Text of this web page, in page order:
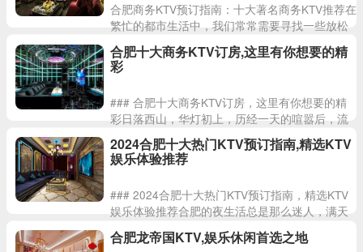
合肥商务KTV预订指南：十大著名商务KTV推荐在
繁忙的都市生活中，我们常常需要寻找一些放松
身心的场所。尤其是在炎热的夏季，想要找到一
个既凉爽又有趣的
合肥十大商务KTV订房,这里有你想要的精
彩
### 合肥十大商务KTV订房，这里有你想要的精
彩日落西山，华灯初上，历经一天的喧嚣后，流
光溢彩的合肥正在以一种另外的姿态展现在人们
的眼前。随着夜幕的
2024合肥十大热门KTV预订指南,精选KTV
娱乐体验推荐
### 2024合肥十大热门KTV预订指南，精选KTV
娱乐体验推荐合肥的夜生活总是那么迷人，满天
星光下，这座城市展现出其独特的魅力。悦光、
灯光、微风、
合肥龙帝国KTV,娱乐休闲首选之地